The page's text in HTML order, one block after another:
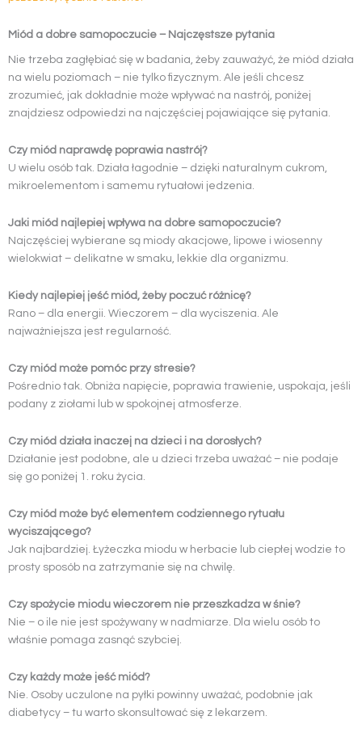
Miód a dobre samopoczucie – Najczęstsze pytania
Nie trzeba zagłębiać się w badania, żeby zauważyć, że miód działa
na wielu poziomach – nie tylko fizycznym. Ale jeśli chcesz
zrozumieć, jak dokładnie może wpływać na nastrój, poniżej
znajdziesz odpowiedzi na najczęściej pojawiające się pytania.
Czy miód naprawdę poprawia nastrój?
U wielu osób tak. Działa łagodnie – dzięki naturalnym cukrom,
mikroelementom i samemu rytuałowi jedzenia.
Jaki miód najlepiej wpływa na dobre samopoczucie?
Najczęściej wybierane są miody akacjowe, lipowe i wiosenny
wielokwiat – delikatne w smaku, lekkie dla organizmu.
Kiedy najlepiej jeść miód, żeby poczuć różnicę?
Rano – dla energii. Wieczorem – dla wyciszenia. Ale
najważniejsza jest regularność.
Czy miód może pomóc przy stresie?
Pośrednio tak. Obniża napięcie, poprawia trawienie, uspokaja, jeśli
podany z ziołami lub w spokojnej atmosferze.
Czy miód działa inaczej na dzieci i na dorosłych?
Działanie jest podobne, ale u dzieci trzeba uważać – nie podaje
się go poniżej 1. roku życia.
Czy miód może być elementem codziennego rytuału
wyciszającego?
Jak najbardziej. Łyżeczka miodu w herbacie lub ciepłej wodzie to
prosty sposób na zatrzymanie się na chwilę.
Czy spożycie miodu wieczorem nie przeszkadza w śnie?
Nie – o ile nie jest spożywany w nadmiarze. Dla wielu osób to
właśnie pomaga zasnąć szybciej.
Czy każdy może jeść miód?
Nie. Osoby uczulone na pyłki powinny uważać, podobnie jak
diabetycy – tu warto skonsultować się z lekarzem.